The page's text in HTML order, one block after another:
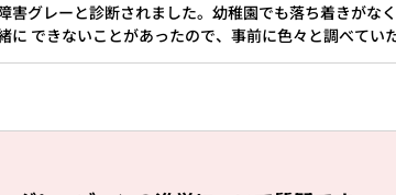
害グレーと診断されました。幼稚園でも落ち着きがな
に できないことがあったので、事前に色々と調べて